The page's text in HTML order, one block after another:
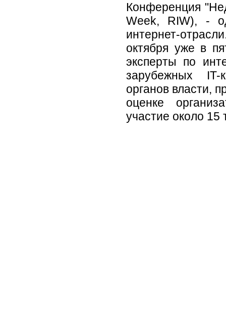
Конференция
Week, RIW), -
интернет-
октября уже в
эксперты по
зарубежных IT-
органов власти,
оценке
участие около 15